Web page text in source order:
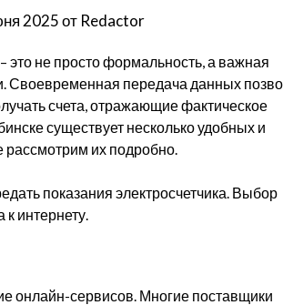
2025от Redactor
это не просто формальность, а важная
Своевременная передача данных
счета, отражающие фактическое
существует несколько удобных и
рассмотрим их подробно.
показания электросчетчика. Выбор
интернету.
онлайн-сервисов. Многие поставщики